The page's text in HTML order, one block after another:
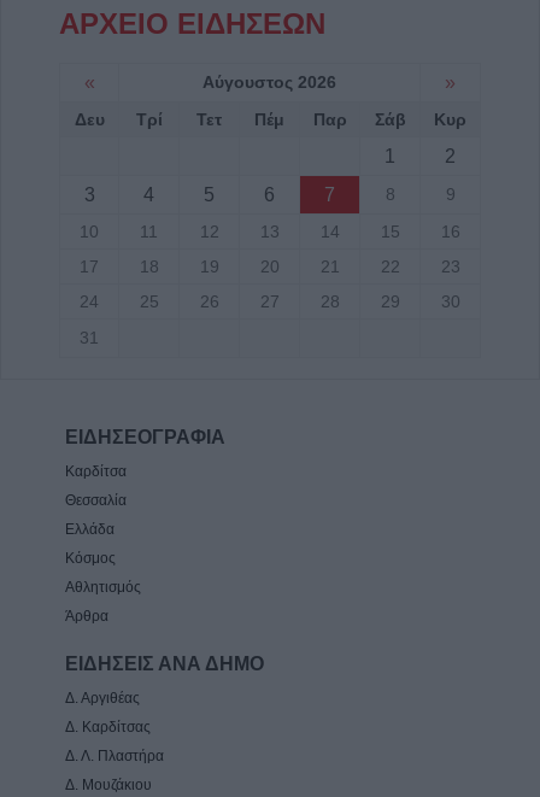
ΑΡΧΕΙΟ ΕΙΔΗΣΕΩΝ
« Αύγουστος 2026 »
Δευ Τρί Τετ Πέμ Παρ Σάβ Κυρ
1
2
3
4 5 6 7 8
9
10
11 12 13 14 15
16
17
18 19 20 21 22
23
24
25 26 27 28 29
30
31
ΕΙΔΗΣΕΟΓΡΑΦΙΑ
Καρδίτσα
Θεσσαλία
Ελλάδα
Κόσμος
Αθλητισμός
Άρθρα
ΕΙΔΗΣΕΙΣ ΑΝΑ ΔΗΜΟ
Δ. Αργιθέας
Δ. Καρδίτσας
Δ. Λ. Πλαστήρα
Δ. Μουζάκιου